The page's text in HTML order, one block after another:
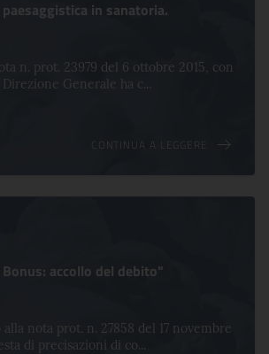
in sanatoria.
n. prot. 23979 del 6 ottobre 2015, con
Generale ha c...
CONTINUA A LEGGERE
accollo del debito"
nota prot. n. 27858 del 17 novembre
di precisazioni di co...